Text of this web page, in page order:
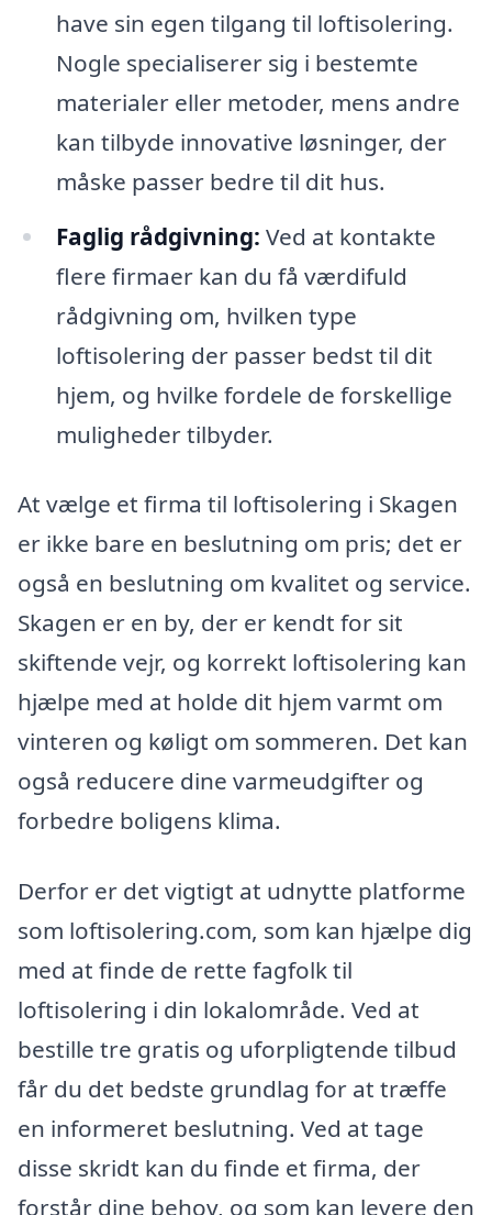
have sin egen tilgang til loftisolering.
Nogle specialiserer sig i bestemte
materialer eller metoder, mens andre
kan tilbyde innovative løsninger, der
måske passer bedre til dit hus.
Faglig rådgivning: Ved at kontakte
flere firmaer kan du få værdifuld
rådgivning om, hvilken type
loftisolering der passer bedst til dit
hjem, og hvilke fordele de forskellige
muligheder tilbyder.
At vælge et firma til loftisolering i Skagen
er ikke bare en beslutning om pris; det er
også en beslutning om kvalitet og service.
Skagen er en by, der er kendt for sit
skiftende vejr, og korrekt loftisolering kan
hjælpe med at holde dit hjem varmt om
vinteren og køligt om sommeren. Det kan
også reducere dine varmeudgifter og
forbedre boligens klima.
Derfor er det vigtigt at udnytte platforme
som loftisolering.com, som kan hjælpe dig
med at finde de rette fagfolk til
loftisolering i din lokalområde. Ved at
bestille tre gratis og uforpligtende tilbud
får du det bedste grundlag for at træffe
en informeret beslutning. Ved at tage
disse skridt kan du finde et firma, der
forstår dine behov, og som kan levere den